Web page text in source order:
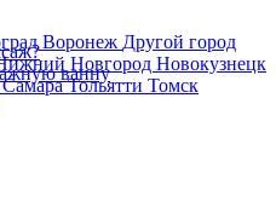
Воронеж Другой город
Новгород Новокузнецк
СамараТольятти Томск
ванну